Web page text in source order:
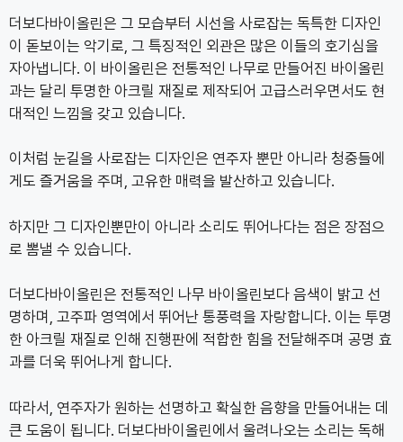
더보다바이올린은 그 모습부터 시선을 사로잡는 독특한 디자인
이 돋보이는 악기로, 그 특징적인 외관은 많은 이들의 호기심을
자아냅니다. 이 바이올린은 전통적인 나무로 만들어진 바이올린
과는 달리 투명한 아크릴 재질로 제작되어 고급스러우면서도 현
대적인 느낌을 갖고 있습니다.
이처럼 눈길을 사로잡는 디자인은 연주자 뿐만 아니라 청중들에
게도 즐거움을 주며, 고유한 매력을 발산하고 있습니다.
하지만 그 디자인뿐만이 아니라 소리도 뛰어나다는 점은 장점으
로 뽐낼 수 있습니다.
더보다바이올린은 전통적인 나무 바이올린보다 음색이 밝고 선
명하며, 고주파 영역에서 뛰어난 통풍력을 자랑합니다. 이는 투명
한 아크릴 재질로 인해 진행판에 적합한 힘을 전달해주며 공명 효
과를 더욱 뛰어나게 합니다.
따라서, 연주자가 원하는 선명하고 확실한 음향을 만들어내는 데
큰 도움이 됩니다. 더보다바이올린에서 울려나오는 소리는 독해